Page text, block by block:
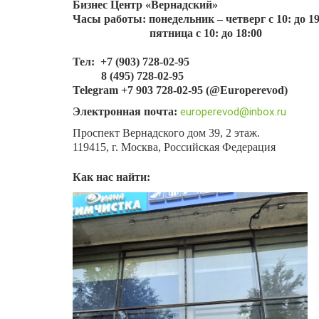
Бизнес Центр «Вернадский»
Часы работы: понедельник – четверг с 10: до
пятница с 10: до 18:00
Тел: +7 (903) 728-02-95
8 (495) 728-02-95
Telegram +7 903 728-02-95 (@Europerevod)
Электронная почта: europerevod@inbox.ru
Проспект Вернадского дом 39, 2 этаж.
119415, г. Москва, Российская Федерация
Как нас найти: